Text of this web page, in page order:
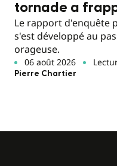
tornade a
Le rapport d'enquête
s'est développé au
orageuse.
06 août 2026
Pierre Chartier